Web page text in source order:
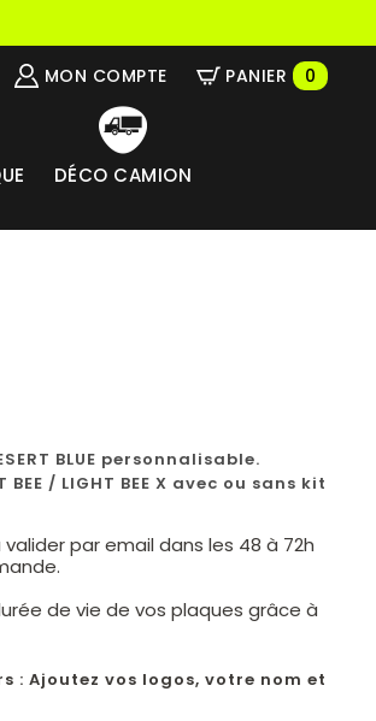
MON COMPTE PANIER 0
DÉCO CAMION
BLUE personnalisable.
/ LIGHT BEE X avec ou sans kit
par email dans les 48 à 72h
de vie de vos plaques grâce à
: Ajoutez vos logos, votre nom et